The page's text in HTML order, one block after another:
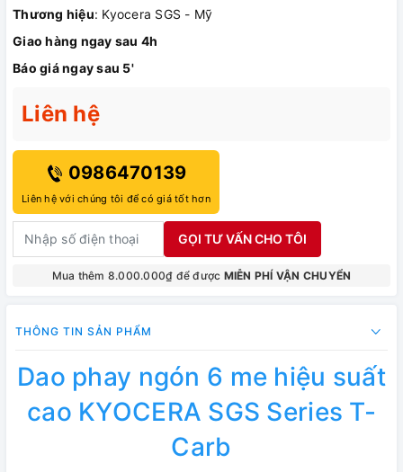
Thương hiệu: Kyocera SGS - Mỹ
Giao hàng ngay sau 4h
Báo giá ngay sau 5'
Liên hệ
0986470139
Liên hệ với chúng tôi để có giá tốt hơn
GỌI TƯ VẤN CHO TÔI
Mua thêm 8.000.000₫ để được MIỄN PHÍ VẬN CHUYỂN
THÔNG TIN SẢN PHẨM
Dao phay ngón 6 me hiệu suất
cao KYOCERA SGS Series T-
Carb